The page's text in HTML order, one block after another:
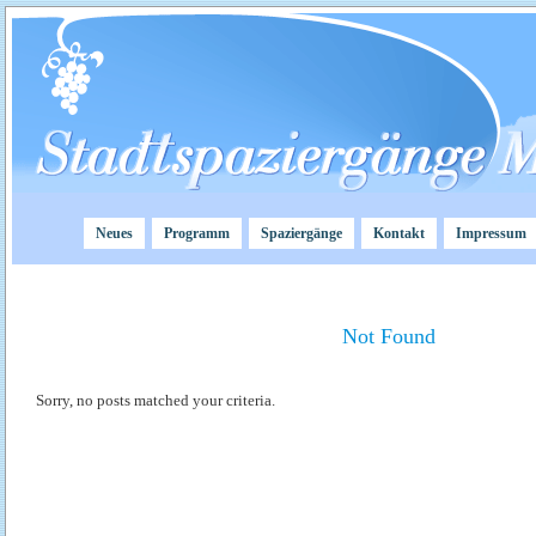
Neues Programm Spaziergänge Kontakt Impressum
Not Found
Sorry, no posts matched your criteria.